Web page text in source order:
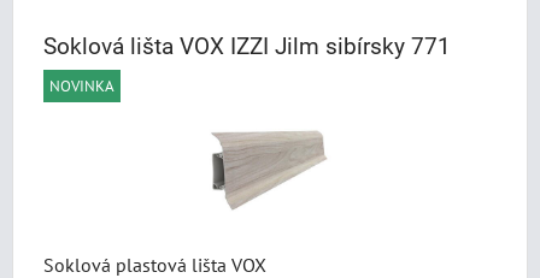
Soklová lišta VOX IZZI Jilm sibírsky 771
NOVINKA
Soklová plastová lišta VOX